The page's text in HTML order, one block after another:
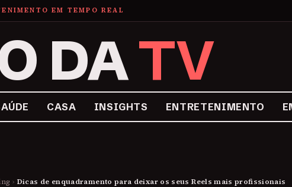
EM TEMPO REAL
DATV
CASA INSIGHTS ENTRETENIMENTO
› Dicas de enquadramento para deixar os seus Reels mais profissionais